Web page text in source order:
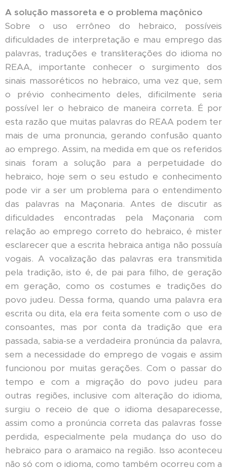
A solução massoreta e o problema maçônico
Sobre o uso errôneo do hebraico, possíveis
dificuldades de interpretação e mau emprego das
palavras, traduções e transliterações do idioma no
REAA, importante conhecer o surgimento dos
sinais massoréticos no hebraico, uma vez que, sem
o prévio conhecimento deles, dificilmente seria
possível ler o hebraico de maneira correta. É por
esta razão que muitas palavras do REAA podem ter
mais de uma pronuncia, gerando confusão quanto
ao emprego. Assim, na medida em que os referidos
sinais foram a solução para a perpetuidade do
hebraico, hoje sem o seu estudo e conhecimento
pode vir a ser um problema para o entendimento
das palavras na Maçonaria. Antes de discutir as
dificuldades encontradas pela Maçonaria com
relação ao emprego correto do hebraico, é mister
esclarecer que a escrita hebraica antiga não possuía
vogais. A vocalização das palavras era transmitida
pela tradição, isto é, de pai para filho, de geração
em geração, como os costumes e tradições do
povo judeu. Dessa forma, quando uma palavra era
escrita ou dita, ela era feita somente com o uso de
consoantes, mas por conta da tradição que era
passada, sabia-se a verdadeira pronúncia da palavra,
sem a necessidade do emprego de vogais e assim
funcionou por muitas gerações. Com o passar do
tempo e com a migração do povo judeu para
outras regiões, inclusive com alteração do idioma,
surgiu o receio de que o idioma desaparecesse,
assim como a pronúncia correta das palavras fosse
perdida, especialmente pela mudança do uso do
hebraico para o aramaico na região. Isso aconteceu
não só com o idioma, como também ocorreu com a